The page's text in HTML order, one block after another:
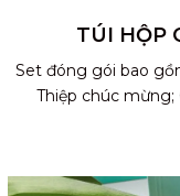
TÚI HỘP
Set đóng gói bao
Thiệp chúc mừng;